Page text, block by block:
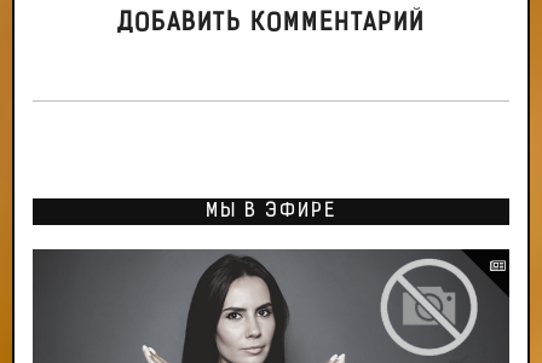
ДОБАВИТЬ КОММЕНТАРИЙ
МЫ В ЭФИРЕ